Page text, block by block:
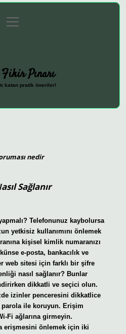
Politikası
menüyü
aç
Pınarı
katan pratik öneriler!
nedir
Sağlanır
Telefonunuz kaybolursa
yetkisiz kullanımını önlemek
kişisel kimlik numaranızı
e-posta, bankacılık ve
web sitesi için farklı bir şifre
nasıl sağlanır? Bunlar
dikkatli ve seçici olun.
izinler penceresini dikkatlice
ile koruyun. Erişim
Fi ağlarına girmeyin.
erişmesini önlemek için iki